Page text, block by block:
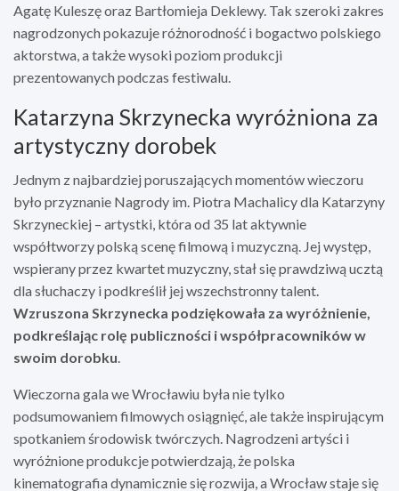
Agatę Kuleszę oraz Bartłomieja Deklewy. Tak szeroki zakres
nagrodzonych pokazuje różnorodność i bogactwo polskiego
aktorstwa, a także wysoki poziom produkcji
prezentowanych podczas festiwalu.
Katarzyna Skrzynecka wyróżniona za
artystyczny dorobek
Jednym z najbardziej poruszających momentów wieczoru
było przyznanie Nagrody im. Piotra Machalicy dla Katarzyny
Skrzyneckiej – artystki, która od 35 lat aktywnie
współtworzy polską scenę filmową i muzyczną. Jej występ,
wspierany przez kwartet muzyczny, stał się prawdziwą ucztą
dla słuchaczy i podkreślił jej wszechstronny talent.
Wzruszona Skrzynecka podziękowała za wyróżnienie,
podkreślając rolę publiczności i współpracowników w
swoim dorobku.
Wieczorna gala we Wrocławiu była nie tylko
podsumowaniem filmowych osiągnięć, ale także inspirującym
spotkaniem środowisk twórczych. Nagrodzeni artyści i
wyróżnione produkcje potwierdzają, że polska
kinematografia dynamicznie się rozwija, a Wrocław staje się